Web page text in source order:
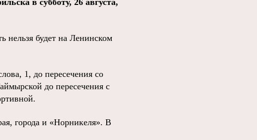
в субботу, 26 августа,
нельзя будет на Ленинском
1, до пересечения со
до пересечения с
города и «Норникеля». В